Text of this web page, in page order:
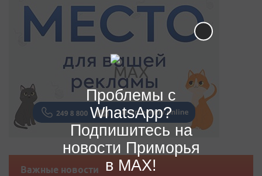
Важные новости
Проблемы с
WhatsApp?
Подпишитесь на
новости Приморья
в MAX!